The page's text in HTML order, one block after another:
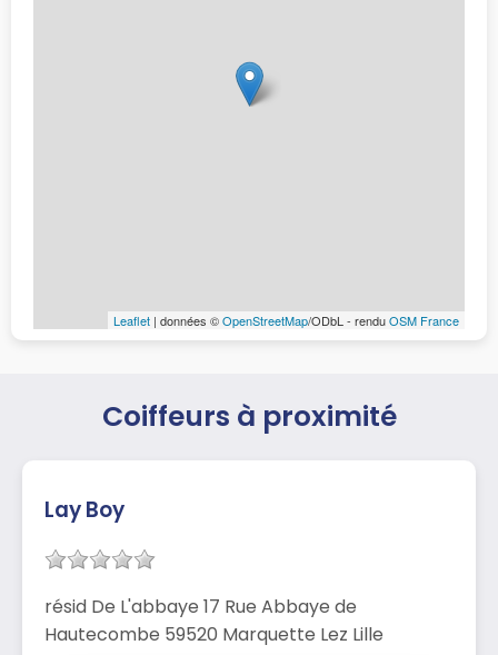
Leaflet | données ©OpenStreetMap/ODbL - renduOSM France
Coiffeurs à proximité
Lay Boy
résid De L'abbaye 17 Rue Abbaye de
Hautecombe 59520 Marquette Lez Lille